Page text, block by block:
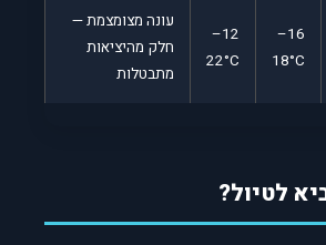
16–
18°C
12–
22°C
עונה מצומצמת —
חלק מהיציאות
מתבטלות
לטיול?